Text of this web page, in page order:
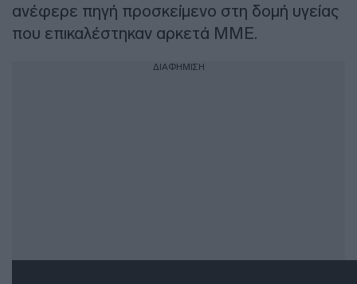
ανέφερε πηγή προσκείμενο στη δομή υγείας
που επικαλέστηκαν αρκετά ΜΜΕ.
ΔΙΑΦΗΜΙΣΗ